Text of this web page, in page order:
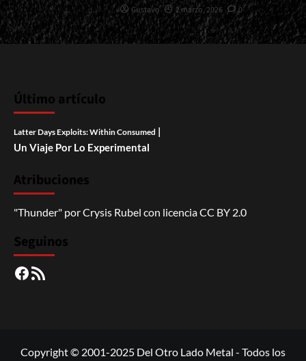
Gustavo 2 marzo, 2026 0
Último artículo
Latter Days Exploits: Within Consumed |
Un Viaje Por Lo Experimental
Atribuciones
"Thunder" porCrysis Rubel con licenciaCC BY 2.0
Seguinos
Facebook
RSS
Copyright © 2001-2025 Del Otro Lado Metal - Todos los